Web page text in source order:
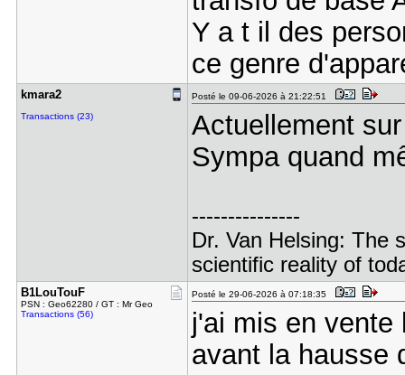
Y a t il des
ce genre
kmara2
Transactions (23)
Posté le 09-06-2026 à 21:22:51
Actuellement
Sympa quand
---------------
Dr. Van Helsing: The
scientific reality of
B1LouTouF
PSN : Geo62280 / GT : Mr Geo
Transactions (56)
Posté le 29-06-2026 à 07:18:35
j'ai mis en vente
avant la hausse